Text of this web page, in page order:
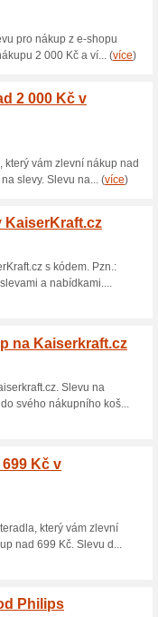
5 %
100%
Vložte
100
100%
Kód do
(více)